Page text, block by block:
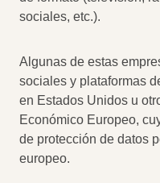
sociales, etc.).
Algunas de estas
sociales y plataformas
en Estados Unidos u
Económico Europeo,
de protección de datos
europeo.